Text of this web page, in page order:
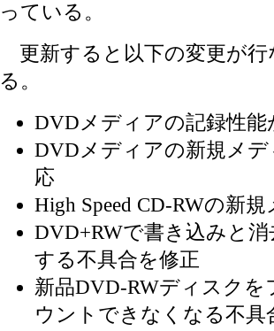
っている。
更新すると以下の変更が行
る。
DVDメディアの記録性能
DVDメディアの新規メ
応
High Speed CD-RWの新
DVD+RWで書き込みと
する不具合を修正
新品DVD-RWディスク
ウントできなくなる不具